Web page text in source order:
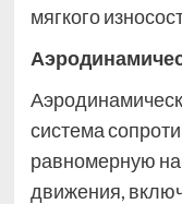
мягкого
система
равномерную
движения,